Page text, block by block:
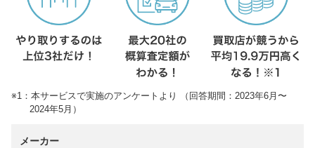
※1：本サービスで実施のアンケートより （回答期間：2023年6月〜
2024年5月）
メーカー